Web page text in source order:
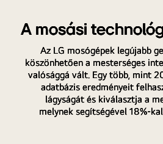
A mosási
Az LG mosógépek legújabb
köszönhetően a mesterséges
valósággá vált. Egy több, mint
adatbázis eredményeit
lágyságát és kiválasztja a
melynek segítségével 18%-